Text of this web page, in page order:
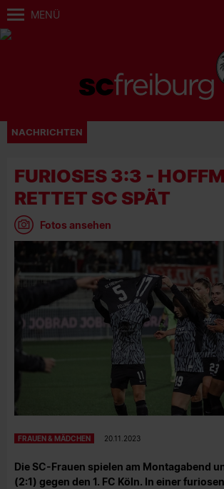
MENÜ
NACHRICHTEN
FURIOSES 3:3 -
RETTET SC SPÄT
Fotos ansehen
FRAUEN & MÄDCHEN 20.11.2023
Die SC-Frauen spielen am Montagabend
(2:1) gegen den 1. FC Köln. In einer